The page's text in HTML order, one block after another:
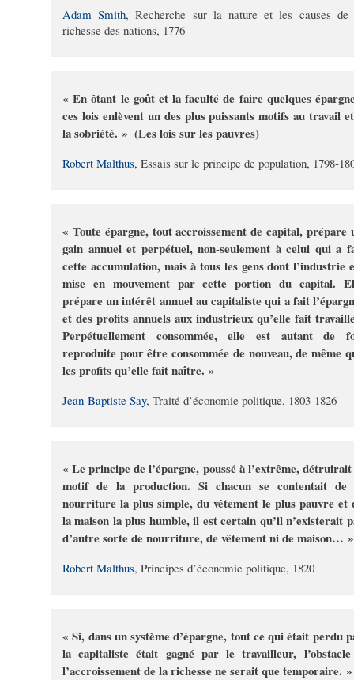
Adam Smith, Recherche sur la nature et les causes de
richesse des nations, 1776
« En ôtant le goût et la faculté de faire quelques
ces lois enlèvent un des plus puissants motifs au travail
la sobriété. » (Les lois sur les pauvres)
Robert Malthus, Essais sur le principe de population, 1798-
« Toute épargne, tout accroissement de capital, prépare
gain annuel et perpétuel, non-seulement à celui qui a
cette accumulation, mais à tous les gens dont l’industrie
mise en mouvement par cette portion du capital.
prépare un intérêt annuel au capitaliste qui a fait
et des profits annuels aux industrieux qu’elle fait
Perpétuellement consommée, elle est autant de
reproduite pour être consommée de nouveau, de même
les profits qu’elle fait naître. »
Jean-Baptiste Say, Traité d’économie politique, 1803-1826
« Le principe de l’épargne, poussé à l’extrême,
motif de la production. Si chacun se contentait de
nourriture la plus simple, du vêtement le plus pauvre et
la maison la plus humble, il est certain qu’il n’existerait
d’autre sorte de nourriture, de vêtement ni de maison… »
Robert Malthus, Principes d’économie politique, 1820
« Si, dans un système d’épargne, tout ce qui était perdu
la capitaliste était gagné par le travailleur,
l’accroissement de la richesse ne serait que temporaire. »